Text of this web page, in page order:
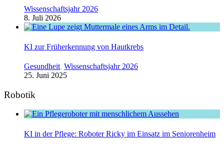
Wissenschaftsjahr 2026
8. Juli 2026
KI zur Früherkennung von Hautkrebs
Gesundheit, Wissenschaftsjahr 2026
25. Juni 2025
Robotik
KI in der Pflege: Roboter Ricky im Einsatz im Seniorenheim